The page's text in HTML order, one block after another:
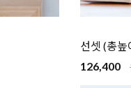
선셋 (총
126,400